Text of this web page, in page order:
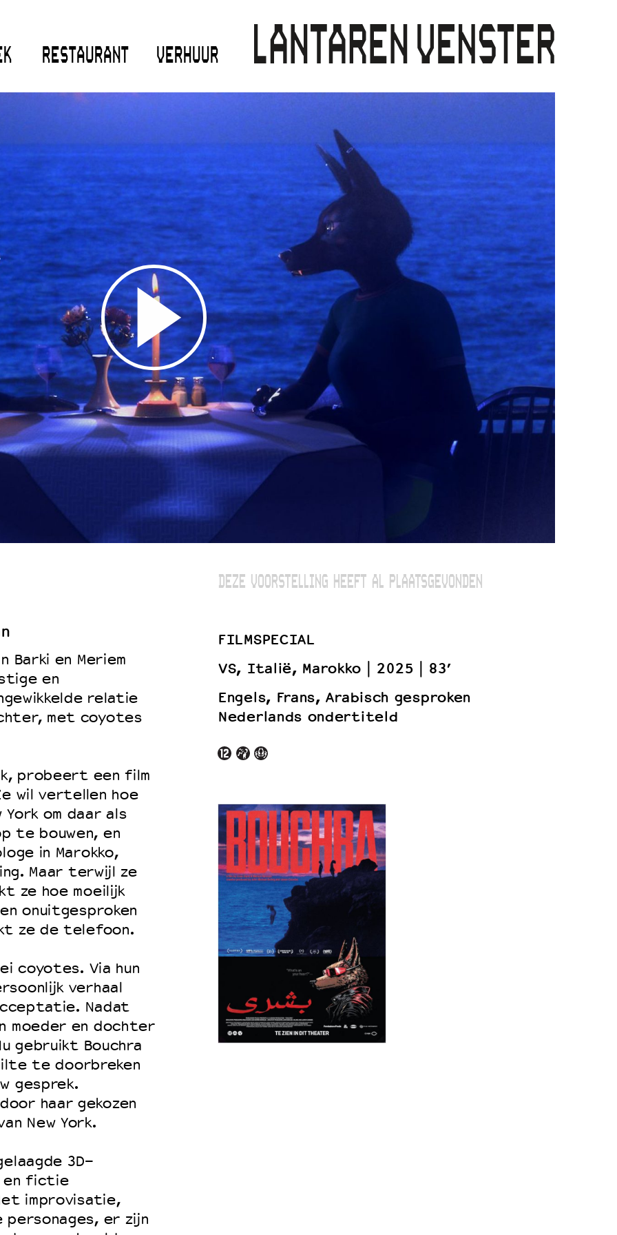
RESTAURANT VERHUUR
Barki en Meriem
en
relatie
met coyotes
probeert een film
wil vertellen hoe
om daar als
te bouwen, en
in Marokko,
Maar terwijl ze
ze hoe moeilijk
onuitgesproken
ze de telefoon.
coyotes. Via hun
verhaal
Nadat
moeder en dochter
gebruikt Bouchra
te doorbreken
gesprek.
haar gekozen
New York.
3D-
en fictie
improvisatie,
personages, er zijn
DEZE VOORSTELLING HEEFT AL PLAATSGEVONDEN
FILMSPECIAL
VS, Italië, Marokko
2025
83’
Engels, Frans, Arabisch gesproken
Nederlands ondertiteld